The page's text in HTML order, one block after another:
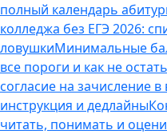
полный календарь
колледжа без ЕГЭ 2026:
ловушкиМинимальные
все пороги и как не
согласие на зачисление
инструкция и дедлайны
читать, понимать и